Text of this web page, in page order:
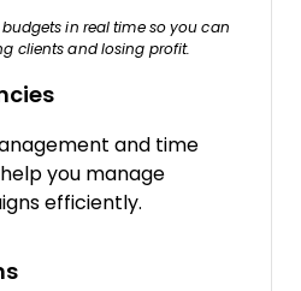
in real time so you can
clients and losing profit.
and time
you manage
efficiently.